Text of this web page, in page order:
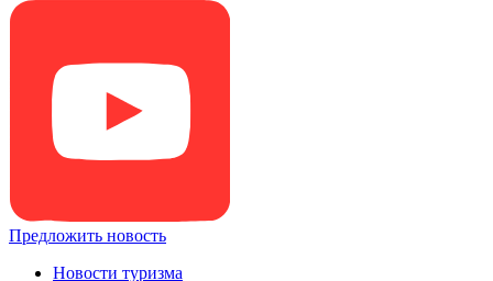
Предложить новость
Новости туризма